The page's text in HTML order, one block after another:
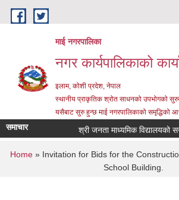
Skip to main content
माई नगरपालिका
नगर कार्यपालिकाको
इलाम, कोशी प्रदेश, नेपाल
स्थानीय प्राकृतिक श्रोत साधनको उपभोगको
यसैबाट सुरु हुन्छ माई नगरपालिकाको समृद्धिको
समाचार श्री जनता माध्यमिक विद्यालयको
You are here
Home » Invitation for Bids for the
School Building.